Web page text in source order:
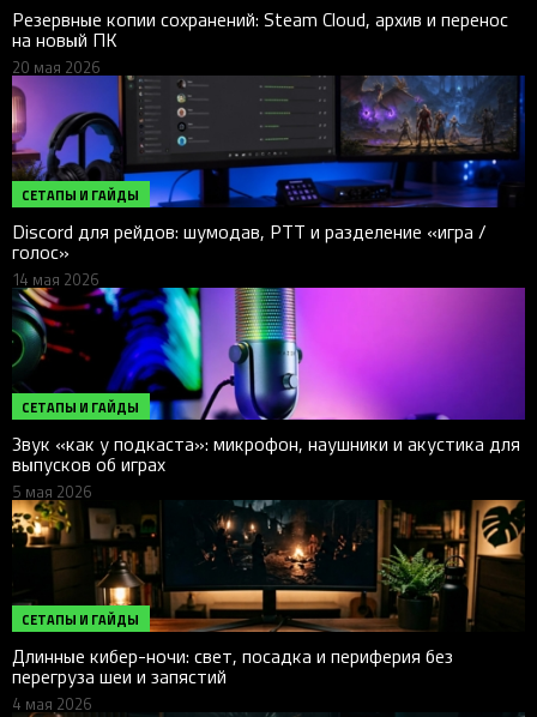
Резервные копии сохранений: Steam Cloud, архив и перенос
на новый ПК
20 мая 2026
СЕТАПЫ И ГАЙДЫ
Discord для рейдов: шумодав, PTT и разделение «игра /
голос»
14 мая 2026
СЕТАПЫ И ГАЙДЫ
Звук «как у подкаста»: микрофон, наушники и акустика для
выпусков об играх
5 мая 2026
СЕТАПЫ И ГАЙДЫ
Длинные кибер-ночи: свет, посадка и периферия без
перегруза шеи и запястий
4 мая 2026